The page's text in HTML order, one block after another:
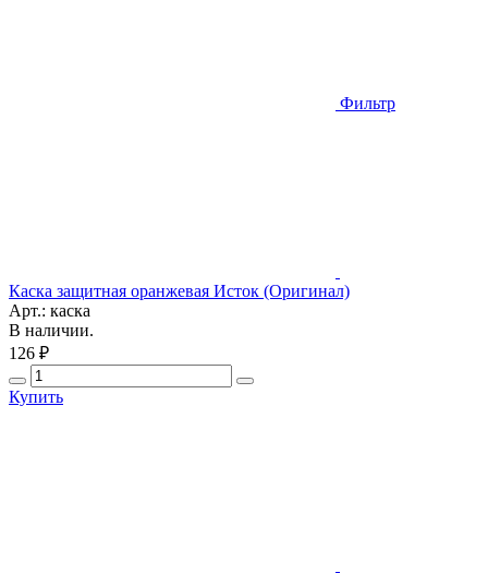
Фильтр
Каска защитная оранжевая Исток (Оригинал)
Арт.: каска
В наличии.
126 ₽
Купить